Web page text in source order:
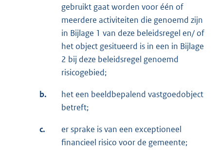
gebruikt gaat worden voor één of
meerdere activiteiten die genoemd zijn
in Bijlage 1 van deze beleidsregel en/ of
het object gesitueerd is in een in Bijlage
2 bij deze beleidsregel genoemd
risicogebied;
b.
het een beeldbepalend vastgoedobject
betreft;
c.
er sprake is van een exceptioneel
financieel risico voor de gemeente;